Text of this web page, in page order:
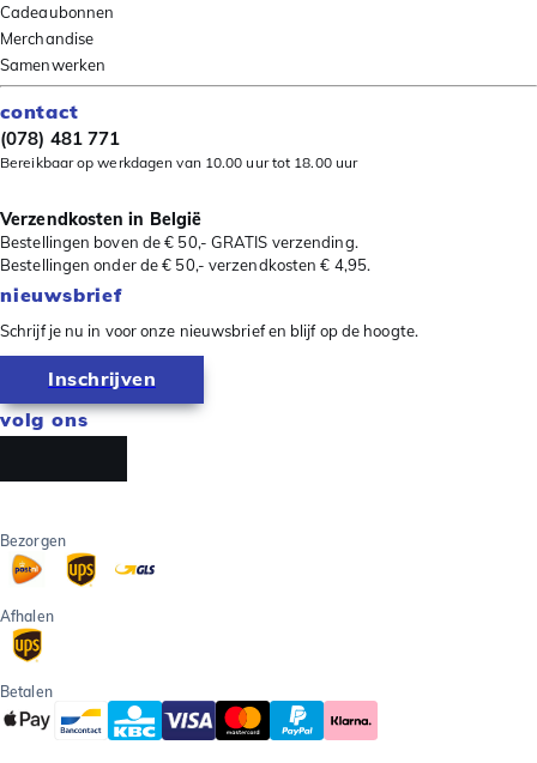
Cadeaubonnen
Merchandise
Samenwerken
contact
(078) 481 771
Bereikbaar op werkdagen van 10.00 uur tot 18.00 uur
Verzendkosten in België
Bestellingen boven de € 50,- GRATIS verzending.
Bestellingen onder de € 50,- verzendkosten € 4,95.
nieuwsbrief
Schrijf je nu in voor onze nieuwsbrief en blijf op de hoogte.
Inschrijven
volg ons
Bezorgen
Afhalen
Betalen